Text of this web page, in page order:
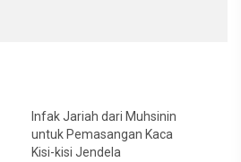
Infak Jariah dari Muhsinin
untuk Pemasangan Kaca
Kisi-kisi Jendela